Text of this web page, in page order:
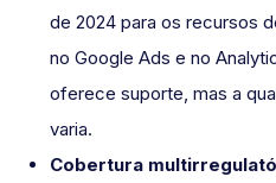
de 2024 para os recursos
no Google Ads e no
oferece suporte, mas a
varia.
Cobertura